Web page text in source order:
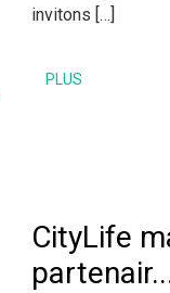
invitons […]
PLUS
CityLife